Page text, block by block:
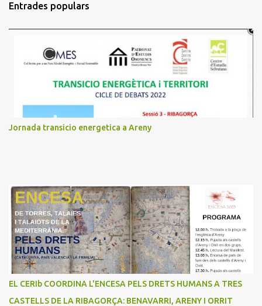
e
n
a
Entrades populars
Jornada transicio energetica a Areny
EL CERIb COORDINA L'ENCESA PELS DRETS HUMANS A TRES
CASTELLS DE LA RIBAGORÇA: BENAVARRI, ARENY I ORRIT